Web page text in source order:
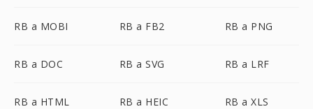
RB a MOBI RB a FB2 RB a PNG
RB a DOC RB a SVG RB a LRF
RB a HTML RB a HEIC RB a XLS